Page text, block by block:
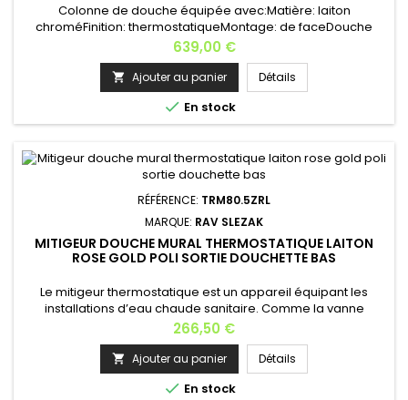
Colonne de douche équipée avec:Matière: laiton
chroméFinition: thermostatiqueMontage: de faceDouche
Zénithale 20x20cmBec Cascade1 Douchette à
mainDimensions: 29 x H 125 cmProfondeur: 45 cm
Caractéristiques hydrauliques:· Pression dynamique
optimale 2÷5 bar· Raccordement eau chaude 1/2”·
Raccordement eau froide 1/2” La livraison se fait par un
camion...
Prix
639,00 €
 Ajouter au panier Détails
 En stock
RÉFÉRENCE: TRM80.5ZRL
MARQUE: RAV SLEZAK
MITIGEUR DOUCHE MURAL THERMOSTATIQUE LAITON
ROSE GOLD POLI SORTIE DOUCHETTE BAS
Le mitigeur thermostatique est un appareil équipant les
installations d’eau chaude sanitaire. Comme la vanne
thermostatique, il réalise une action sur les débits en fonction
d’une température. Matière: laiton Finition: rose gold
poli Longueur: 28,5 cm Profondeur: 9 cm Hauteur: 8 cm Poids:
2,5 kg Garantie: 6 ans En option: la douchette avec support
fixe...
Prix
266,50 €
 Ajouter au panier Détails
 En stock